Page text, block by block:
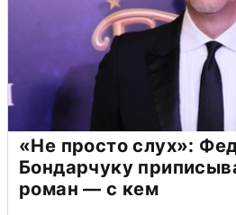
«Не просто слух»:
Бондарчуку
роман — с кем